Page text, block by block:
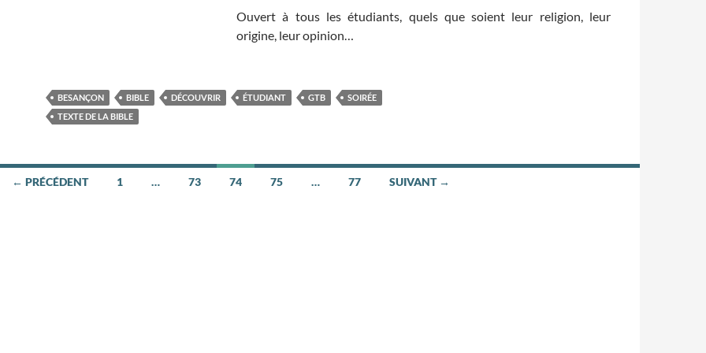
Ouvert à tous les étudiants, quels que soient leur religion, leur
origine, leur opinion…
BESANÇON BIBLE DÉCOUVRIR ÉTUDIANT GTB
SOIRÉE
TEXTE DE LA BIBLE
← PRÉCÉDENT 1 … 73 74 75 … 77 SUIVANT →